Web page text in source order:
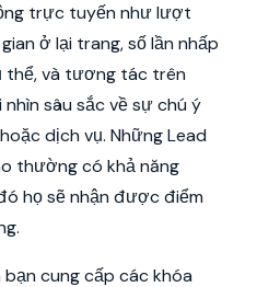
trực tuyến như lượt
ở lại trang, số lần nhấp
thể, và tương tác trên
sâu sắc về sự chú ý
dịch vụ. Những Lead
thường có khả năng
họ sẽ nhận được điểm
cung cấp các khóa